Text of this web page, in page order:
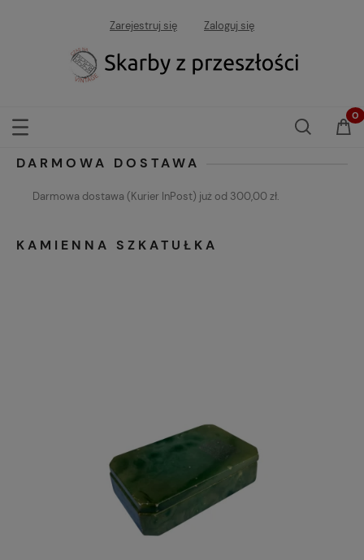
Zarejestruj się Zaloguj się
DARMOWA DOSTAWA
Darmowa dostawa (Kurier InPost) już od 300,00 zł.
KAMIENNA SZKATUŁKA